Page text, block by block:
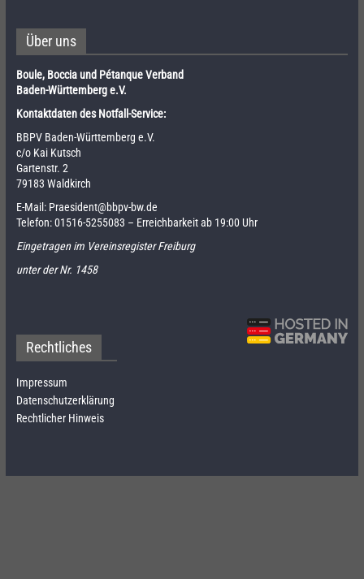
Über uns
Boule, Boccia und Pétanque Verband
Baden-Württemberg e.V.
Kontaktdaten des Notfall-Service:
BBPV Baden-Württemberg e.V.
c/o Kai Kutsch
Gartenstr. 2
79183 Waldkirch
E-Mail: Praesident@bbpv-bw.de
Telefon:01516-5255083 – Erreichbarkeit ab 19:00 Uhr
Eingetragen im Vereinsregister Freiburg
unter der Nr. 1458
Rechtliches
Impressum
Datenschutzerklärung
Rechtlicher Hinweis